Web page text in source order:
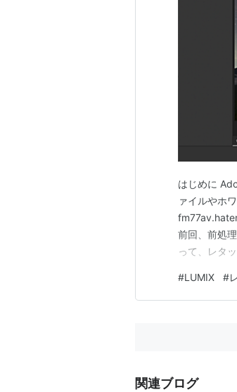
はじめに
ァイルやホ
前回、前処
って、レタ
しい感じに
め、
#LUMIX #
関連ブログ